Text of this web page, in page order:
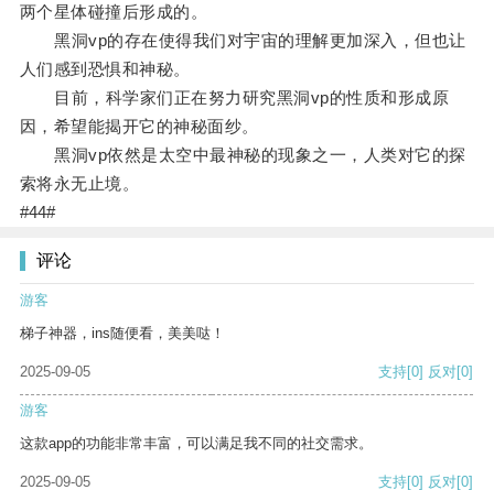
两个星体碰撞后形成的。
黑洞vp的存在使得我们对宇宙的理解更加深入，但也让
人们感到恐惧和神秘。
目前，科学家们正在努力研究黑洞vp的性质和形成原
因，希望能揭开它的神秘面纱。
黑洞vp依然是太空中最神秘的现象之一，人类对它的探
索将永无止境。
#44#
评论
游客
梯子神器，ins随便看，美美哒！
2025-09-05 支持[0] 反对[0]
游客
这款app的功能非常丰富，可以满足我不同的社交需求。
2025-09-05 支持[0] 反对[0]